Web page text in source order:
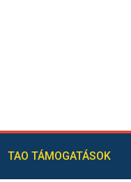
TAO TÁMOGATÁSOK